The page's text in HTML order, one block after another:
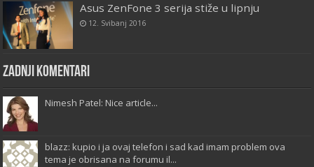
Asus ZenFone 3 serija stiže u lipnju
12. Svibanj 2016
Zadnji komentari
Nimesh Patel: Nice article...
blazz: kupio i ja ovaj telefon i sad kad imam problem ova
tema je obrisana na forumu il...